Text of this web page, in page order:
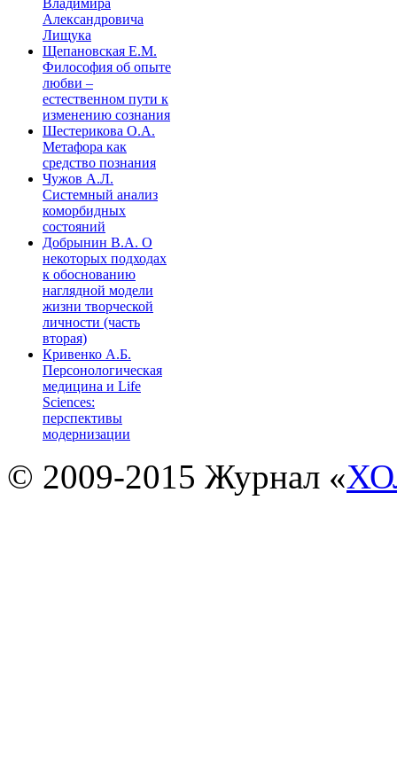
Александровича
Лищука
Щепановская Е.М.
Философия об опыте
любви –
естественном пути к
изменению сознания
Шестерикова О.А.
Метафора как
средство познания
Чужов А.Л.
Системный анализ
коморбидных
состояний
Добрынин В.А. О
некоторых подходах
к обоснованию
наглядной модели
жизни творческой
личности (часть
вторая)
Кривенко А.Б.
Персонологическая
медицина и Life
Sciences:
перспективы
модернизации
© 2009-2015 Журнал «